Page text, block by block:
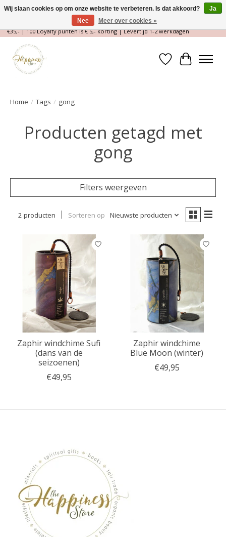
Magische Conceptstore, Edelstenen & Spirituele winkel | Gratis verzending >
€35,- | 100 Loyalty punten is € 5,- korting | Levertijd 1-2 werkdagen
Verlanglijst
Home / Tags / gong
Producten getagd met
gong
Filters weergeven
2 producten Sorteren op Nieuwste producten
Zaphir windchime Sufi
(dans van de
seizoenen)
€49,95
Zaphir windchime
Blue Moon (winter)
€49,95
Wij slaan cookies op om onze website te verbeteren. Is dat akkoord?
Ja
Nee
Meer over cookies »